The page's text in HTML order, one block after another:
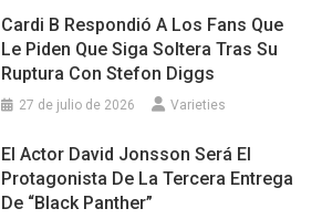
Cardi B Respondió A Los Fans Que
Le Piden Que Siga Soltera Tras Su
Ruptura Con Stefon Diggs
27 de julio de 2026 Varieties
El Actor David Jonsson Será El
Protagonista De La Tercera Entrega
De “Black Panther”